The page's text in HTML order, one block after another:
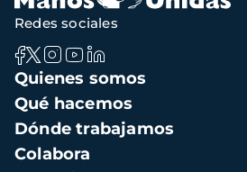
Navegación
principal
Quienes somos
Qué hacemos
Dónde trabajamos
Colabora
Redes sociales